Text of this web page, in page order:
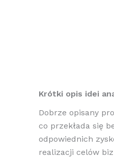
Krótki opis idei
Dobrze opisany
co przekłada się
odpowiednich
realizacji celów